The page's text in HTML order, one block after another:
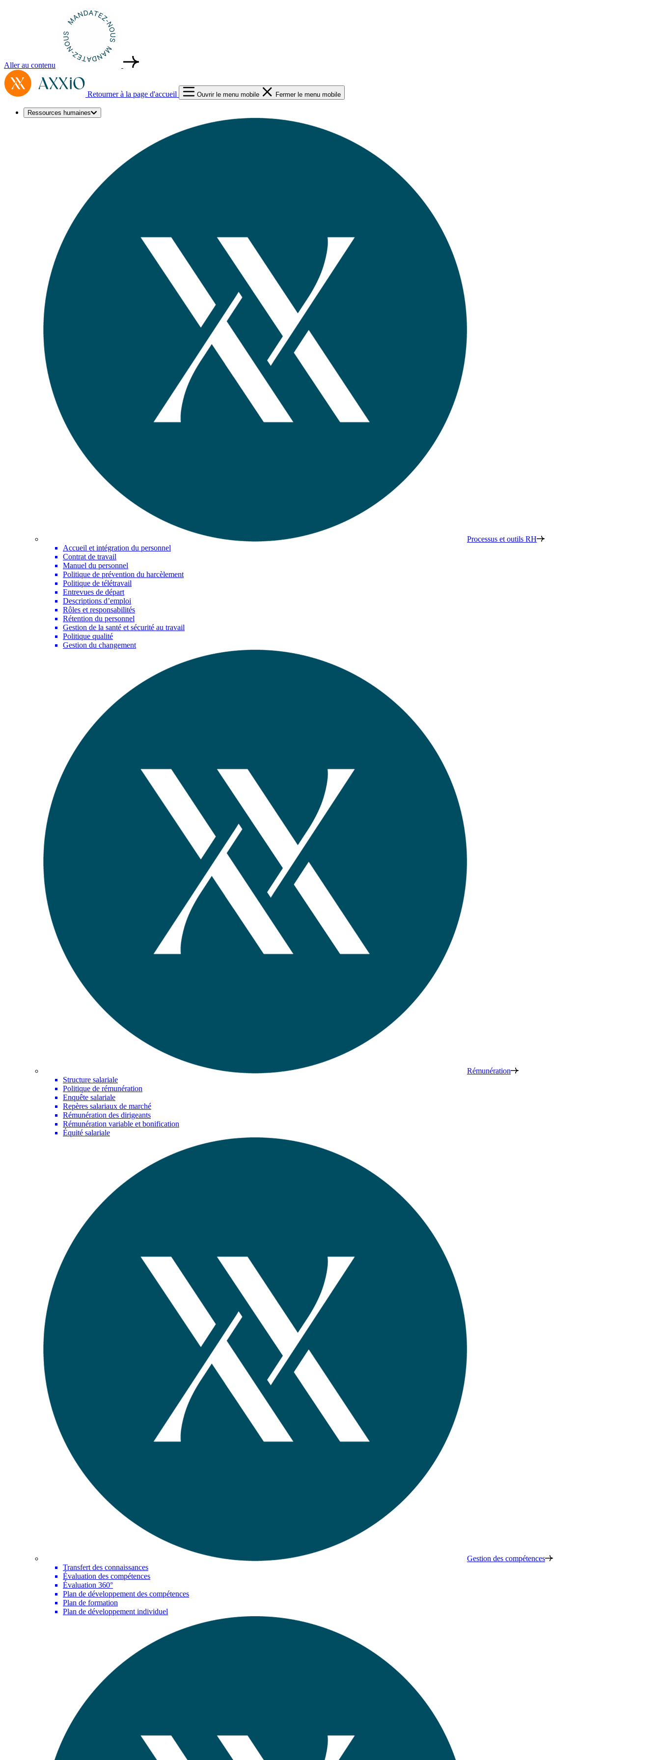
Aller au contenu
Retourner à la page d'accueil Ouvrir le menu mobile Fermer le menu mobile
Ressources humaines
Processus et outils RH
Accueil et intégration du personnel
Contrat de travail
Manuel du personnel
Politique de prévention du harcèlement
Politique de télétravail
Entrevues de départ
Descriptions d’emploi
Rôles et responsabilités
Rétention du personnel
Gestion de la santé et sécurité au travail
Politique qualité
Gestion du changement
Rémunération
Structure salariale
Politique de rémunération
Enquête salariale
Repères salariaux de marché
Rémunération des dirigeants
Rémunération variable et bonification
Équité salariale
Gestion des compétences
Transfert des connaissances
Évaluation des compétences
Évaluation 360°
Plan de développement des compétences
Plan de formation
Plan de développement individuel